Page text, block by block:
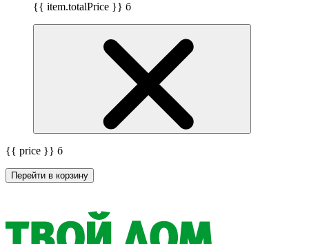
{{ item.totalPrice }} б
{{ price }} б
Перейти в корзину